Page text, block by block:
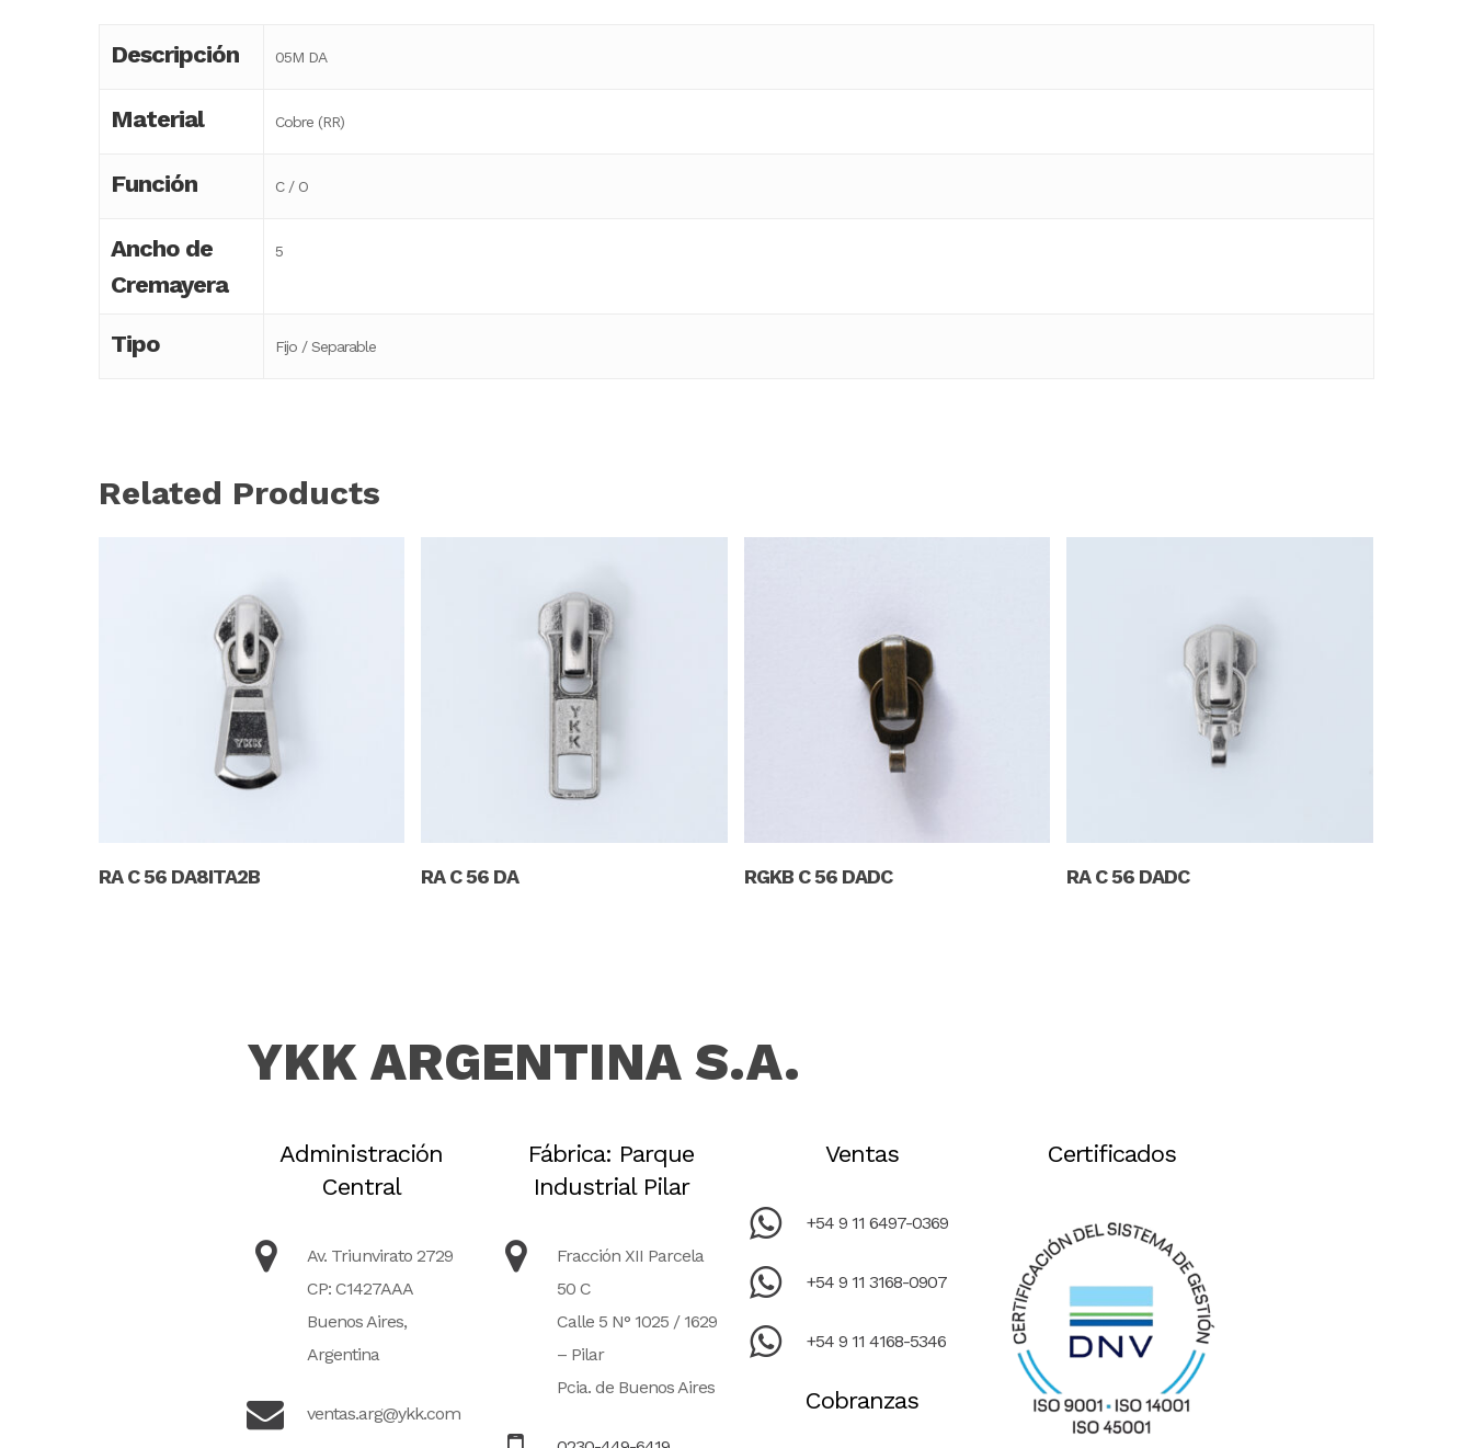
Descripción 05M DA
Material Cobre (RR)
Función C / O
Ancho de
Cremayera
5
Tipo Fijo / Separable
Related Products
RA C 56 DA8ITA2B RA C 56 DA RGKB C 56 DADC RA C 56 DADC
YKK ARGENTINA S.A.
Administración
Central
Av. Triunvirato 2729
CP: C1427AAA
Buenos Aires,
Argentina
ventas.arg@ykk.com
Fábrica: Parque
Industrial Pilar
Fracción XII Parcela
50 C
Calle 5 N° 1025 / 1629
– Pilar
Pcia. de Buenos Aires
Ventas
+54 9 11 6497-0369
+54 9 11 3168-0907
+54 9 11 4168-5346
Cobranzas
Certificados